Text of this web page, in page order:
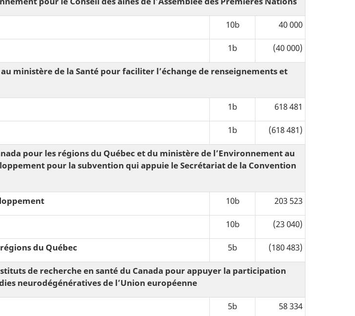
10b
40 000
1b
(40 000)
ministère de la Santé pour faciliter l’échange de renseignements et
1b
618 481
1b
(618 481)
pour les régions du Québec et du ministère de l’Environnement au
pour la subvention qui appuie le Secrétariat de la Convention
10b
203 523
10b
(23 040)
du Québec
5b
(180 483)
de recherche en santé du Canada pour appuyer la participation
neurodégénératives de l’Union européenne
5b 58 334